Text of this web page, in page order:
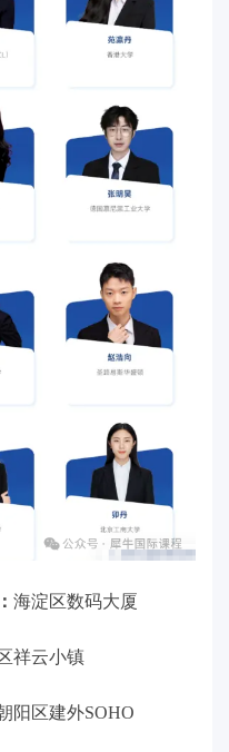
： 海淀区数码大厦
祥云小镇
阳区建外SOHO